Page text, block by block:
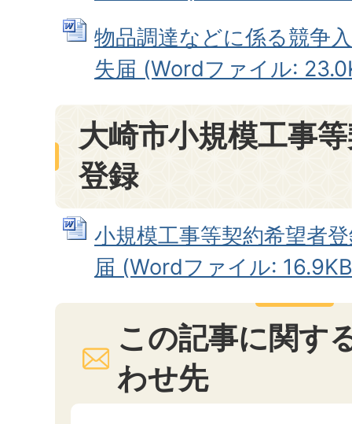
物品調達などに係る競争
失届 (Wordファイル:
大崎市小規模工事
登録
小規模工事等契約希望者
届 (Wordファイル:
この記事に関す
わせ先